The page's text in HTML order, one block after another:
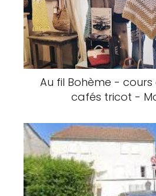
Au fil Bohème -
cafés tricot -